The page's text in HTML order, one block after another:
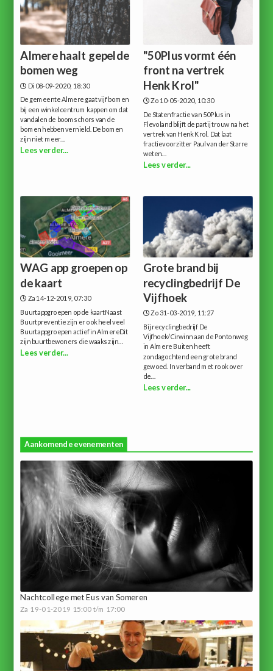
Almere haalt gepelde
bomen weg
Di 08-09-2020, 18:30
De gemeente Almere gaat vijf bomen
bij een winkelcentrum kappen omdat
vandalen de boomschors van de
bomen hebben vernield. De bomen
zijn niet meer...
Lees verder...
"50Plus vormt één
front na vertrek
Henk Krol"
Zo 10-05-2020, 10:30
De Statenfractie van 50Plus in
Flevoland blijft de partij trouw na het
vertrek van Henk Krol. Dat laat
fractievoorzitter Paul van der Starre
weten...
Lees verder...
WAG app groepen op
de kaart
Za 14-12-2019, 07:30
Buurtappgroepen op de kaartNaast
Buurtpreventie zijn er ook heel veel
Buurtappgroepen actief in AlmereDit
zijn buurtbewoners die waaks zijn...
Lees verder...
Grote brand bij
recyclingbedrijf De
Vijfhoek
Zo 31-03-2019, 11:27
Bij recyclingbedrijf De
Vijfhoek/Cirwinn aan de Pontonweg
in Almere Buiten heeft
zondagochtend een grote brand
gewoed. In verband met rook over
de...
Lees verder...
Aankomende evenementen
Nachtcollege met Eus van Someren
Za 19-01-2019 15:00 t/m 17:00